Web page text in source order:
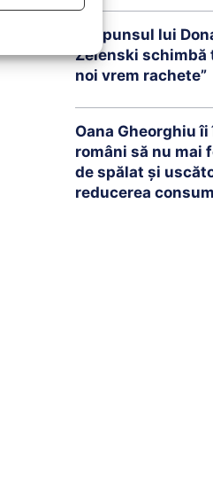
Răspunsul lui
Zelenski schimbă
noi vrem rachete”
Oana Gheorghiu
români să nu mai
de spălat și
reducerea